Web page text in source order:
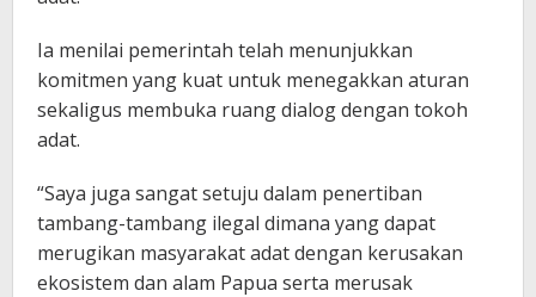
Ia menilai pemerintah telah menunjukkan
komitmen yang kuat untuk menegakkan aturan
sekaligus membuka ruang dialog dengan tokoh
adat.
“Saya juga sangat setuju dalam penertiban
tambang-tambang ilegal dimana yang dapat
merugikan masyarakat adat dengan kerusakan
ekosistem dan alam Papua serta merusak